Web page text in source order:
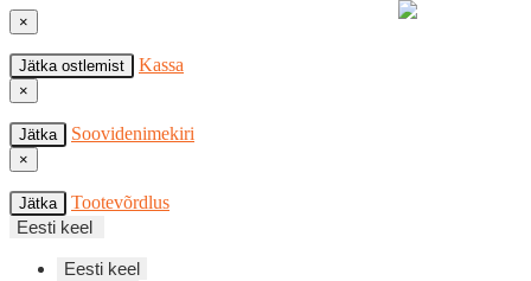
×
Jätka ostlemist Kassa
×
Jätka Soovidenimekiri
×
Jätka
Tootevõrdlus
Eesti keel
Eesti keel